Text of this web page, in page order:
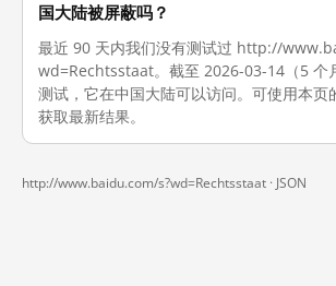
国大陆被屏蔽吗？
最近 90 天内我们没有测试过 http://
wd=Rechtsstaat。截至 2026-03-14（5 个
测试，它在中国大陆可以访问。可使用本页
获取最新结果。
http://www.baidu.com/s?wd=Rechtsstaat · JSON